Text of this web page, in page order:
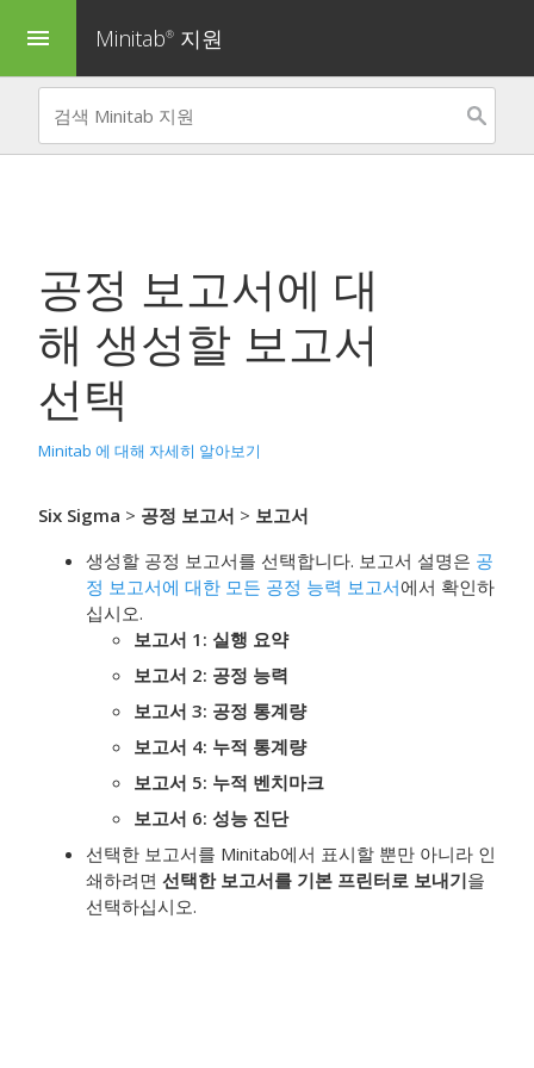
menu Minitab® 지원
공정 보고서에 대
해 생성할 보고서
선택
Minitab 에 대해 자세히 알아보기
Six Sigma > 공정 보고서 > 보고서
생성할 공정 보고서를 선택합니다. 보고서 설명은 공
정 보고서에 대한 모든 공정 능력 보고서에서 확인하
십시오.
보고서 1: 실행 요약
보고서 2: 공정 능력
보고서 3: 공정 통계량
보고서 4: 누적 통계량
보고서 5: 누적 벤치마크
보고서 6: 성능 진단
선택한 보고서를 Minitab에서 표시할 뿐만 아니라 인
쇄하려면 선택한 보고서를 기본 프린터로 보내기을
선택하십시오.